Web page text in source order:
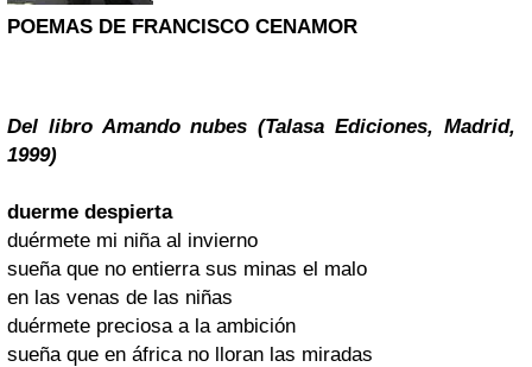
POEMAS DE FRANCISCO CENAMOR
Del libro Amando nubes (Talasa Ediciones, Madrid,
1999)
duerme despierta
duérmete mi niña al invierno
sueña que no entierra sus minas el malo
en las venas de las niñas
duérmete preciosa a la ambición
sueña que en áfrica no lloran las miradas